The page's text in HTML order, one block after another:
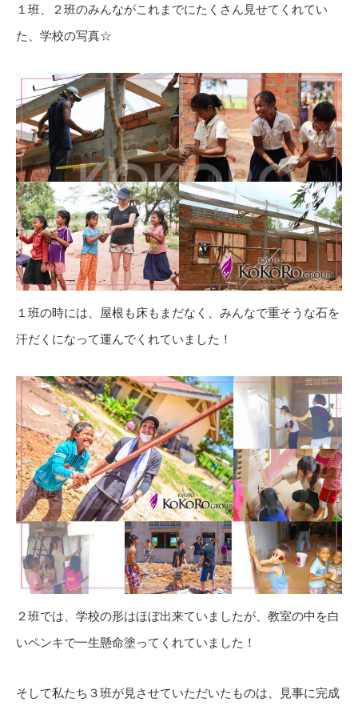
１班、２班のみんながこれまでにたくさん見せてくれてい
た、学校の写真☆
１班の時には、屋根も床もまだなく、みんなで重そうな石を
汗だくになって運んでくれていました！
２班では、学校の形はほぼ出来ていましたが、教室の中を白
いペンキで一生懸命塗ってくれていました！
そして私たち３班が見させていただいたものは、見事に完成